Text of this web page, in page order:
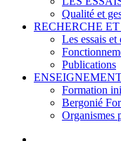
Qualité et
RECHERCHE
Les essais
Publications
Formation
Bergonié
Organismes